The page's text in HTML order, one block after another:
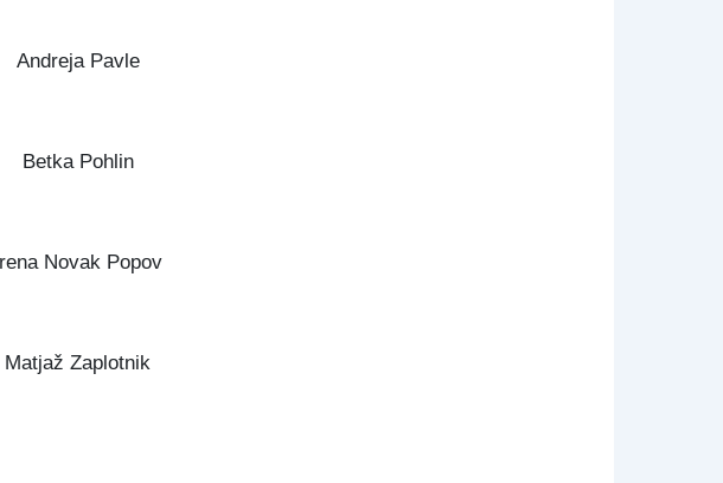
Andreja Pavle
Betka Pohlin
Novak Popov
Matjaž Zaplotnik